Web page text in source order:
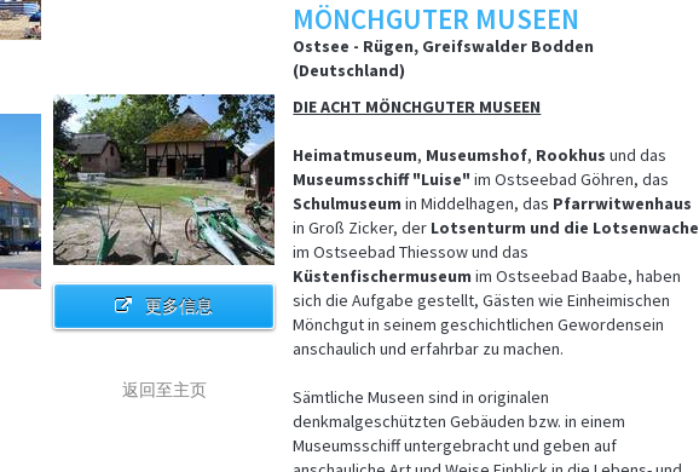
MÖNCHGUTER MUSEEN
Ostsee - Rügen, Greifswalder Bodden
(Deutschland)
更多信息
返回至主页
DIE ACHT MÖNCHGUTER MUSEEN
Heimatmuseum, Museumshof, Rookhus und das
Museumsschiff "Luise" im Ostseebad Göhren, das
Schulmuseum in Middelhagen, das Pfarrwitwenhaus
in Groß Zicker, der Lotsenturm und die Lotsenwache
im Ostseebad Thiessow und das
Küstenfischermuseum im Ostseebad Baabe, haben
sich die Aufgabe gestellt, Gästen wie Einheimischen
Mönchgut in seinem geschichtlichen Gewordensein
anschaulich und erfahrbar zu machen.
Sämtliche Museen sind in originalen
denkmalgeschützten Gebäuden bzw. in einem
Museumsschiff untergebracht und geben auf